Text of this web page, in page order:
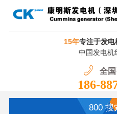
15年专注于发电
中国发电机
全
186-
800 搜